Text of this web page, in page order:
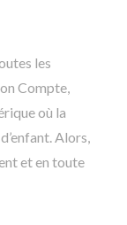
les
Compte,
où la
Alors,
et en toute